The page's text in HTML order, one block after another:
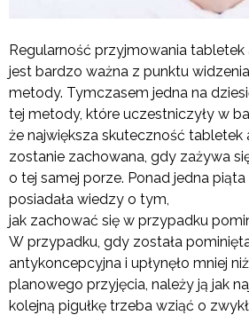
Regularność przyjmowania
jest bardzo ważna z punktu
metody. Tymczasem jedna na
tej metody, które uczestniczyły w
że największa skuteczność
zostanie zachowana, gdy zażywa
o tej samej porze. Ponad jedna
posiadała wiedzy o tym,
jak zachować się w przypadku
W przypadku, gdy została
antykoncepcyjna i upłynęło mniej
planowego przyjęcia, należy ją jak
kolejną pigułkę trzeba wziąć o